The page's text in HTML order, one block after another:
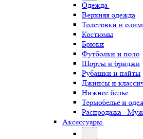
Одежда
Верхняя одежда
Толстовки и
Костюмы
Брюки
Футболки и поло
Шорты и бриджи
Рубашки и пайты
Джинсы и
Нижнее белье
Термобельё и
Распродажа -
Аксессуары